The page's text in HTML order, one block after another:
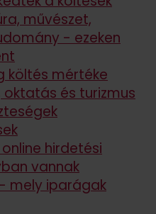
művészet,
- ezeken
költés mértéke
oktatás és turizmus
hirdetési
vannak
mely iparágak